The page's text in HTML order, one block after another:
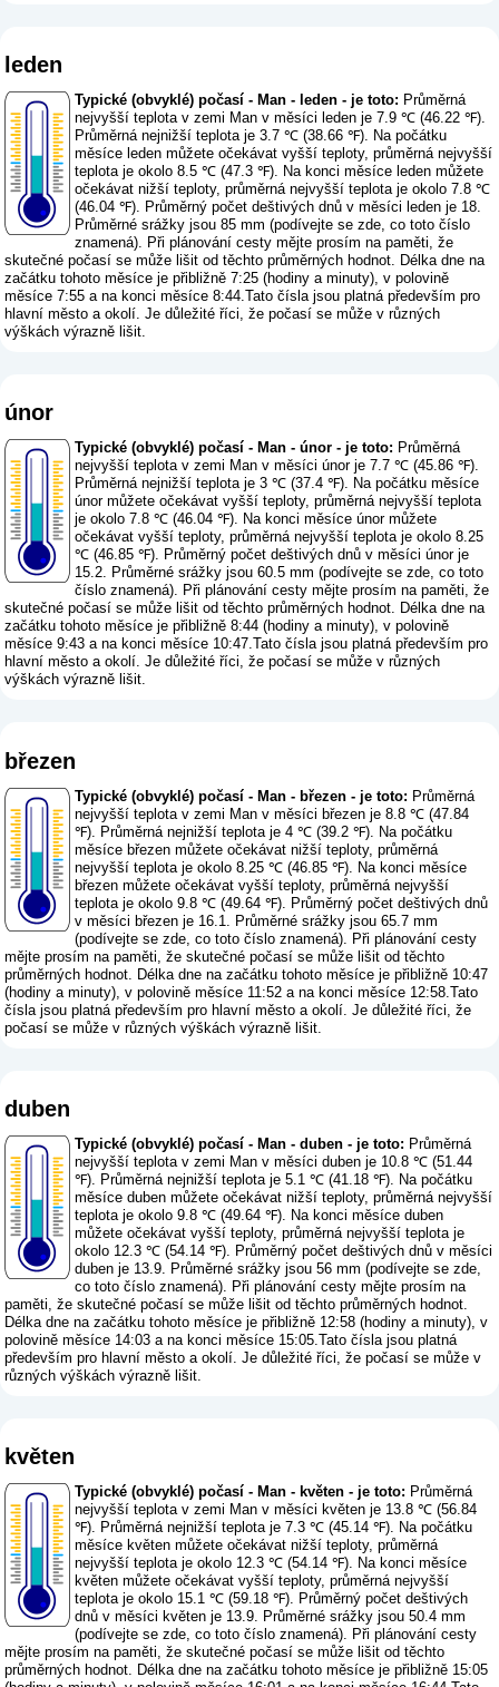
leden
Typické (obvyklé) počasí - Man - leden - je toto: Průměrná
nejvyšší teplota v zemi Man v měsíci leden je 7.9 ℃ (46.22 ℉).
Průměrná nejnižší teplota je 3.7 ℃ (38.66 ℉). Na počátku
měsíce leden můžete očekávat vyšší teploty, průměrná nejvyšší
teplota je okolo 8.5 ℃ (47.3 ℉). Na konci měsíce leden můžete
očekávat nižší teploty, průměrná nejvyšší teplota je okolo 7.8 ℃
(46.04 ℉). Průměrný počet deštivých dnů v měsíci leden je 18.
Průměrné srážky jsou 85 mm (podívejte se zde, co toto číslo
znamená). Při plánování cesty mějte prosím na paměti, že
skutečné počasí se může lišit od těchto průměrných hodnot. Délka dne na
začátku tohoto měsíce je přibližně 7:25 (hodiny a minuty), v polovině
měsíce 7:55 a na konci měsíce 8:44.Tato čísla jsou platná především pro
hlavní město a okolí. Je důležité říci, že počasí se může v různých
výškách výrazně lišit.
únor
Typické (obvyklé) počasí - Man - únor - je toto: Průměrná
nejvyšší teplota v zemi Man v měsíci únor je 7.7 ℃ (45.86 ℉).
Průměrná nejnižší teplota je 3 ℃ (37.4 ℉). Na počátku měsíce
únor můžete očekávat vyšší teploty, průměrná nejvyšší teplota
je okolo 7.8 ℃ (46.04 ℉). Na konci měsíce únor můžete
očekávat vyšší teploty, průměrná nejvyšší teplota je okolo 8.25
℃ (46.85 ℉). Průměrný počet deštivých dnů v měsíci únor je
15.2. Průměrné srážky jsou 60.5 mm (podívejte se zde, co toto
číslo znamená). Při plánování cesty mějte prosím na paměti, že
skutečné počasí se může lišit od těchto průměrných hodnot. Délka dne na
začátku tohoto měsíce je přibližně 8:44 (hodiny a minuty), v polovině
měsíce 9:43 a na konci měsíce 10:47.Tato čísla jsou platná především pro
hlavní město a okolí. Je důležité říci, že počasí se může v různých
výškách výrazně lišit.
březen
Typické (obvyklé) počasí - Man - březen - je toto: Průměrná
nejvyšší teplota v zemi Man v měsíci březen je 8.8 ℃ (47.84
℉). Průměrná nejnižší teplota je 4 ℃ (39.2 ℉). Na počátku
měsíce březen můžete očekávat nižší teploty, průměrná
nejvyšší teplota je okolo 8.25 ℃ (46.85 ℉). Na konci měsíce
březen můžete očekávat vyšší teploty, průměrná nejvyšší
teplota je okolo 9.8 ℃ (49.64 ℉). Průměrný počet deštivých dnů
v měsíci březen je 16.1. Průměrné srážky jsou 65.7 mm
(podívejte se zde, co toto číslo znamená). Při plánování cesty
mějte prosím na paměti, že skutečné počasí se může lišit od těchto
průměrných hodnot. Délka dne na začátku tohoto měsíce je přibližně 10:47
(hodiny a minuty), v polovině měsíce 11:52 a na konci měsíce 12:58.Tato
čísla jsou platná především pro hlavní město a okolí. Je důležité říci, že
počasí se může v různých výškách výrazně lišit.
duben
Typické (obvyklé) počasí - Man - duben - je toto: Průměrná
nejvyšší teplota v zemi Man v měsíci duben je 10.8 ℃ (51.44
℉). Průměrná nejnižší teplota je 5.1 ℃ (41.18 ℉). Na počátku
měsíce duben můžete očekávat nižší teploty, průměrná nejvyšší
teplota je okolo 9.8 ℃ (49.64 ℉). Na konci měsíce duben
můžete očekávat vyšší teploty, průměrná nejvyšší teplota je
okolo 12.3 ℃ (54.14 ℉). Průměrný počet deštivých dnů v měsíci
duben je 13.9. Průměrné srážky jsou 56 mm (podívejte se zde,
co toto číslo znamená). Při plánování cesty mějte prosím na
paměti, že skutečné počasí se může lišit od těchto průměrných hodnot.
Délka dne na začátku tohoto měsíce je přibližně 12:58 (hodiny a minuty), v
polovině měsíce 14:03 a na konci měsíce 15:05.Tato čísla jsou platná
především pro hlavní město a okolí. Je důležité říci, že počasí se může v
různých výškách výrazně lišit.
květen
Typické (obvyklé) počasí - Man - květen - je toto: Průměrná
nejvyšší teplota v zemi Man v měsíci květen je 13.8 ℃ (56.84
℉). Průměrná nejnižší teplota je 7.3 ℃ (45.14 ℉). Na počátku
měsíce květen můžete očekávat nižší teploty, průměrná
nejvyšší teplota je okolo 12.3 ℃ (54.14 ℉). Na konci měsíce
květen můžete očekávat vyšší teploty, průměrná nejvyšší
teplota je okolo 15.1 ℃ (59.18 ℉). Průměrný počet deštivých
dnů v měsíci květen je 13.9. Průměrné srážky jsou 50.4 mm
(podívejte se zde, co toto číslo znamená). Při plánování cesty
mějte prosím na paměti, že skutečné počasí se může lišit od těchto
průměrných hodnot. Délka dne na začátku tohoto měsíce je přibližně 15:05